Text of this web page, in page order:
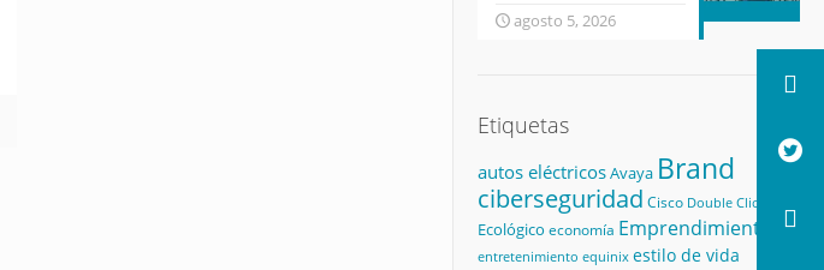
agosto 5, 2026
Etiquetas
autos eléctricosAvaya Brand
ciberseguridad Cisco Double Click
Ecológico economía Emprendimiento
entretenimiento equinix estilo de vida